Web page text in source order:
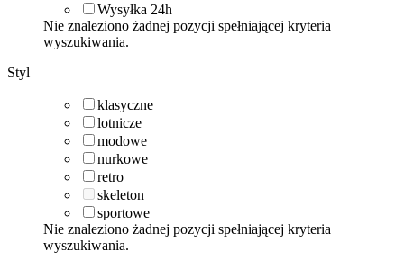
Wysyłka 24h
Nie znaleziono żadnej pozycji spełniającej kryteria
wyszukiwania.
Styl
klasyczne
lotnicze
modowe
nurkowe
retro
skeleton
sportowe
Nie znaleziono żadnej pozycji spełniającej kryteria
wyszukiwania.